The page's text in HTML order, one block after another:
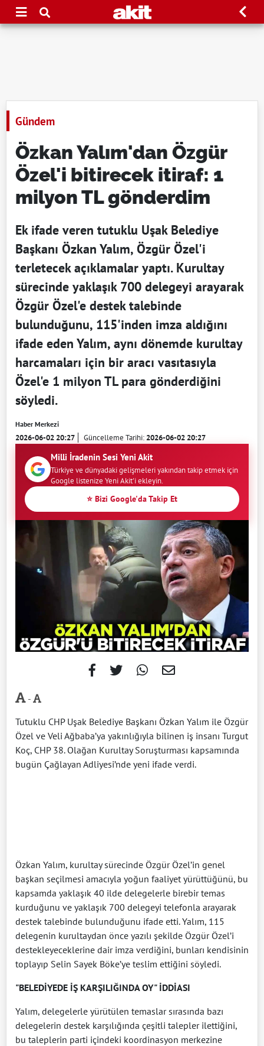
Gündem
Özkan Yalım'dan Özgür
Özel'i bitirecek itiraf: 1
milyon TL gönderdim
Ek ifade veren tutuklu Uşak Belediye
Başkanı Özkan Yalım, Özgür Özel'i
terletecek açıklamalar yaptı. Kurultay
sürecinde yaklaşık 700 delegeyi arayarak
Özgür Özel'e destek talebinde
bulunduğunu, 115'inden imza aldığını
ifade eden Yalım, aynı dönemde kurultay
harcamaları için bir aracı vasıtasıyla
Özel'e 1 milyon TL para gönderdiğini
söyledi.
Haber Merkezi
2026-06-02 20:27 Güncelleme Tarihi:2026-06-02 20:27
Milli İradenin Sesi Yeni Akit
Türkiye ve dünyadaki gelişmeleri yakından takip etmek için
Google listenize Yeni Akit'i ekleyin.
⭐ Bizi Google'da Takip Et
-
Tutuklu CHP Uşak Belediye Başkanı Özkan Yalım ile Özgür
Özel ve Veli Ağbaba’ya yakınlığıyla bilinen iş insanı Turgut
Koç, CHP 38. Olağan Kurultay Soruşturması kapsamında
bugün Çağlayan Adliyesi’nde yeni ifade verdi.
Özkan Yalım, kurultay sürecinde Özgür Özel’in genel
başkan seçilmesi amacıyla yoğun faaliyet yürüttüğünü, bu
kapsamda yaklaşık 40 ilde delegelerle birebir temas
kurduğunu ve yaklaşık 700 delegeyi telefonla arayarak
destek talebinde bulunduğunu ifade etti. Yalım, 115
delegenin kurultaydan önce yazılı şekilde Özgür Özel’i
destekleyeceklerine dair imza verdiğini, bunları kendisinin
toplayıp Selin Sayek Böke’ye teslim ettiğini söyledi.
"BELEDİYEDE İŞ KARŞILIĞINDA OY" İDDİASI
Yalım, delegelerle yürütülen temaslar sırasında bazı
delegelerin destek karşılığında çeşitli talepler ilettiğini,
bu taleplerin parti içindeki koordinasyon merkezine